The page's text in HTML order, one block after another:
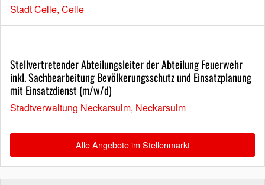
Stadt Celle, Celle
Stellvertretender Abteilungsleiter der Abteilung Feuerwehr
inkl. Sachbearbeitung Bevölkerungsschutz und Einsatzplanung
mit Einsatzdienst (m/w/d)
Stadtverwaltung Neckarsulm, Neckarsulm
Alle Angebote im Stellenmarkt